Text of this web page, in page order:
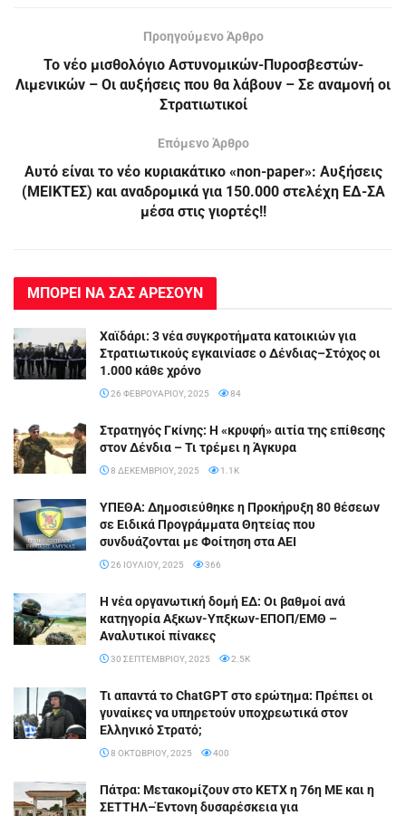
Προηγούμενο Άρθρο
Το νέο μισθολόγιο Αστυνομικών-Πυροσβεστών-
Λιμενικών – Οι αυξήσεις που θα λάβουν – Σε αναμονή οι
Στρατιωτικοί
Επόμενο Άρθρο
Αυτό είναι το νέο κυριακάτικο «non-paper»: Αυξήσεις
(ΜΕΙΚΤΕΣ) και αναδρομικά για 150.000 στελέχη ΕΔ-ΣΑ
μέσα στις γιορτές!!
ΜΠΟΡΕΙ ΝΑ ΣΑΣ ΑΡΕΣΟΥΝ
Χαϊδάρι: 3 νέα συγκροτήματα κατοικιών για
Στρατιωτικούς εγκαινίασε ο Δένδιας–Στόχος οι
1.000 κάθε χρόνο
26 ΦΕΒΡΟΥΑΡΊΟΥ, 2025 84
Στρατηγός Γκίνης: Η «κρυφή» αιτία της επίθεσης
στον Δένδια – Τι τρέμει η Άγκυρα
8 ΔΕΚΕΜΒΡΊΟΥ, 2025 1.1K
ΥΠΕΘΑ: Δημοσιεύθηκε η Προκήρυξη 80 θέσεων
σε Ειδικά Προγράμματα Θητείας που
συνδυάζονται με Φοίτηση στα ΑΕΙ
26 ΙΟΥΛΊΟΥ, 2025 366
Η νέα οργανωτική δομή ΕΔ: Οι βαθμοί ανά
κατηγορία Αξκων-Υπξκων-ΕΠΟΠ/ΕΜΘ –
Αναλυτικοί πίνακες
30 ΣΕΠΤΕΜΒΡΊΟΥ, 2025 2.5K
Τι απαντά το ChatGPT στο ερώτημα: Πρέπει οι
γυναίκες να υπηρετούν υποχρεωτικά στον
Ελληνικό Στρατό;
8 ΟΚΤΩΒΡΊΟΥ, 2025 400
Πάτρα: Μετακομίζουν στο ΚΕΤΧ η 76η ΜΕ και η
ΣΕΤΤΗΛ–Έντονη δυσαρέσκεια για